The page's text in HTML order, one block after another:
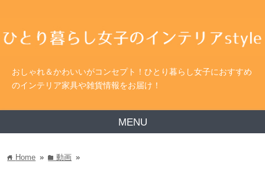
おしゃれ＆かわいいがコンセプト！ひとり暮らし女子におすすめ
のインテリア家具や雑貨情報をお届け！
MENU
home Home » folder動画 »